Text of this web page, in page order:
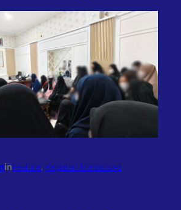
inFeature, Kegiatan Mahasiswa